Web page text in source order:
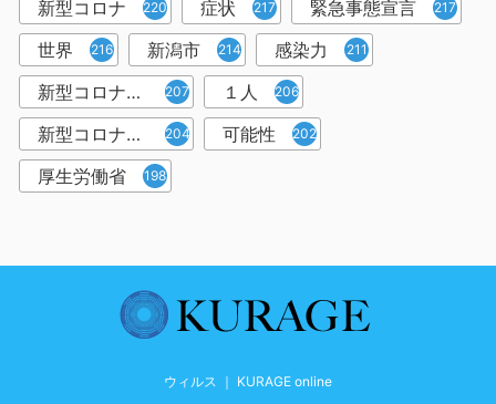
新型コロナ 220 症状 217 緊急事態宣言 217
世界 216 新潟市 214 感染力 211
新型コロナウイルス感染者 207 １人 206
新型コロナウイルス対策 204 可能性 202
厚生労働省 198
ウィルス ｜ KURAGE online